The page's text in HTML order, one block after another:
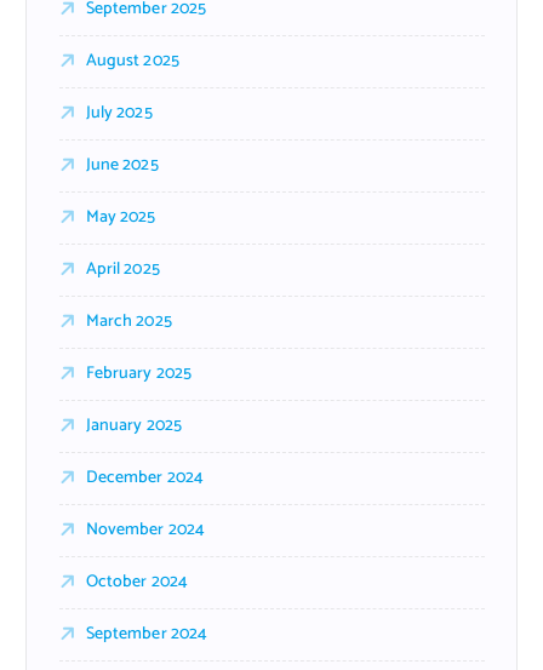
September 2025
August 2025
July 2025
June 2025
May 2025
April 2025
March 2025
February 2025
January 2025
December 2024
November 2024
October 2024
September 2024